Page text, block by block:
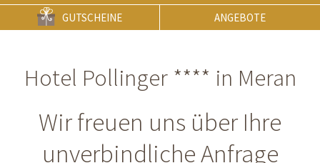
GUTSCHEINE ANGEBOTE
Hotel Pollinger **** in Meran
Wir freuen uns über Ihre
unverbindliche Anfrage